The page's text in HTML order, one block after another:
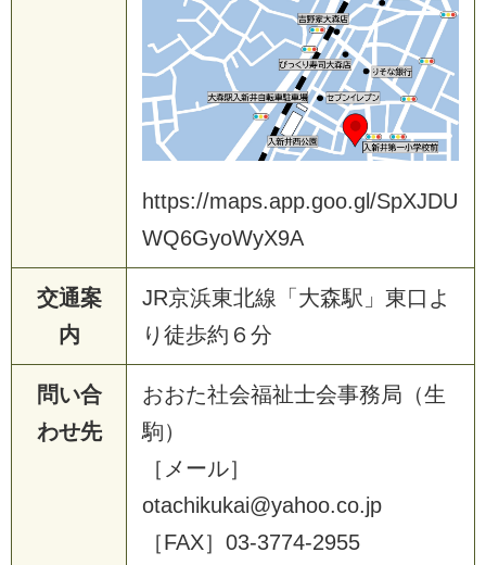
https://maps.app.goo.gl/SpXJDU
WQ6GyoWyX9A
交通案
内
JR京浜東北線「大森駅」東口よ
り徒歩約６分
問い合
わせ先
おおた社会福祉士会事務局（生
駒）
［メール］
otachikukai@yahoo.co.jp
［FAX］03-3774-2955